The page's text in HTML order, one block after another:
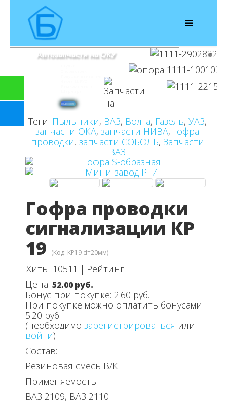
Автозапчасти на ОКУ
Подробнее
Теги: Пыльники, ВАЗ, Волга, Газель, УАЗ,
запчасти ОКА, запчасти НИВА, гофра
проводки, запчасти СОБОЛЬ, Запчасти
ВАЗ
Гофра проводки
сигнализации КР
19 (Код: КР19 d=20мм)
Хиты: 10511 | Рейтинг:
Цена: 52.00 руб.
Бонус при покупке: 2.60 руб.
При покупке можно оплатить бонусами:
5.20 руб.
(необходимо зарегистрироваться или
войти)
Состав:
Резиновая смесь В/К
Применяемость:
ВАЗ 2109, ВАЗ 2110